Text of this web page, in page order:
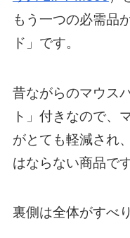
もう一つの必需品
ド」です。
昔ながらのマウス
ト」付きなので、
がとても軽減され
はならない商品です
裏側は全体がすべ